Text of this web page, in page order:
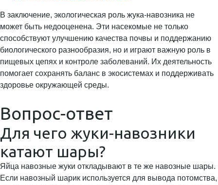
В заключение, экологическая роль жука-навозника не
может быть недооценена. Эти насекомые не только
способствуют улучшению качества почвы и поддержанию
биологического разнообразия, но и играют важную роль в
пищевых цепях и контроле заболеваний. Их деятельность
помогает сохранять баланс в экосистемах и поддерживать
здоровье окружающей среды.
Вопрос-ответ
Для чего жуки-навозники
катают шары?
Яйца навозные жуки откладывают в те же навозные шары.
Если навозный шарик используется для вывода потомства,